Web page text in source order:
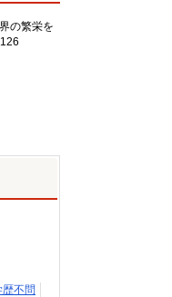
の繁栄を
歴不問